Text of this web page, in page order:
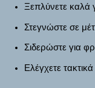
Ξεπλύνετε καλά
Στεγνώστε σε
Σιδερώστε για
Ελέγχετε